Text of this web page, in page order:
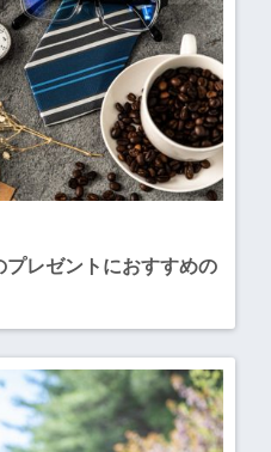
プレゼントにおすすめの